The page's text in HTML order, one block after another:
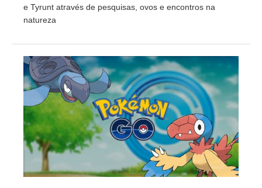
e Tyrunt através de pesquisas, ovos e encontros na
natureza